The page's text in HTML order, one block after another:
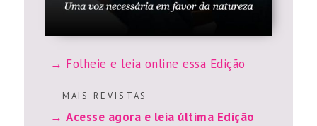
Folheie e leia online essa Edição
M A I S R E V I S T A S
Acesse agora e leia última Edição